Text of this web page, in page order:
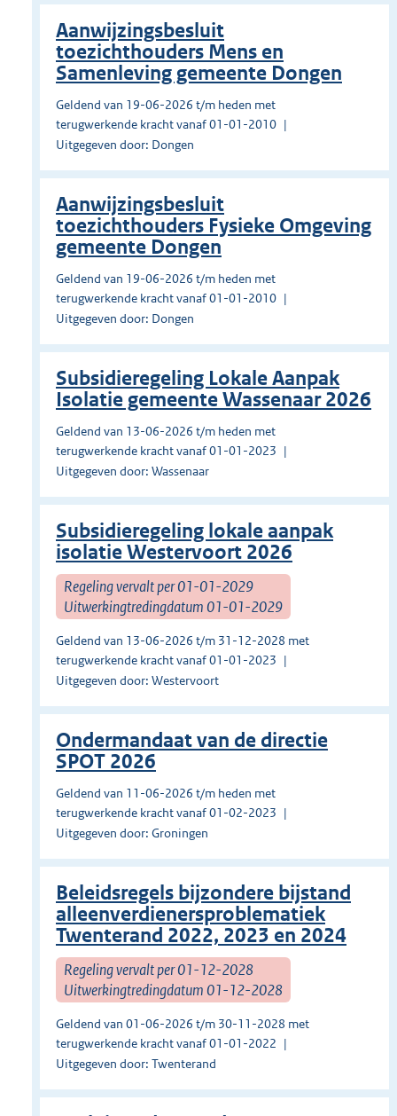
Aanwijzingsbesluit
toezichthouders Mens en
Samenleving gemeente Dongen
Geldend van 19-06-2026 t/m heden met
terugwerkende kracht vanaf 01-01-2010
Uitgegeven door: Dongen
Aanwijzingsbesluit
toezichthouders Fysieke Omgeving
gemeente Dongen
Geldend van 19-06-2026 t/m heden met
terugwerkende kracht vanaf 01-01-2010
Uitgegeven door: Dongen
Subsidieregeling Lokale Aanpak
Isolatie gemeente Wassenaar 2026
Geldend van 13-06-2026 t/m heden met
terugwerkende kracht vanaf 01-01-2023
Uitgegeven door: Wassenaar
Subsidieregeling lokale aanpak
isolatie Westervoort 2026
Regeling vervalt per 01-01-2029
Uitwerkingtredingdatum 01-01-2029
Geldend van 13-06-2026 t/m 31-12-2028 met
terugwerkende kracht vanaf 01-01-2023
Uitgegeven door: Westervoort
Ondermandaat van de directie
SPOT 2026
Geldend van 11-06-2026 t/m heden met
terugwerkende kracht vanaf 01-02-2023
Uitgegeven door: Groningen
Beleidsregels bijzondere bijstand
alleenverdienersproblematiek
Twenterand 2022, 2023 en 2024
Regeling vervalt per 01-12-2028
Uitwerkingtredingdatum 01-12-2028
Geldend van 01-06-2026 t/m 30-11-2028 met
terugwerkende kracht vanaf 01-01-2022
Uitgegeven door: Twenterand